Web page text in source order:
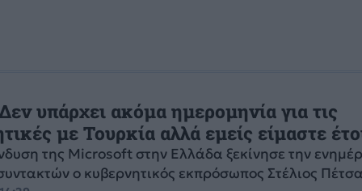
υπάρχει ακόμα ημερομηνία για τις
με Τουρκία αλλά εμείς είμαστε
της Microsoft στην Ελλάδα ξεκίνησε την
ο κυβερνητικός εκπρόσωπος Στέλιος